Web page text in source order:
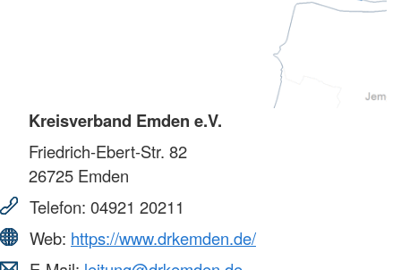
Kreisverband Emden e.V.
Friedrich-Ebert-Str. 82
26725 Emden
Telefon: 04921 20211
Web: https://www.drkemden.de/